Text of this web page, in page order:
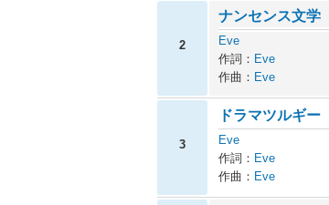
2
ナンセンス文学
Eve
作詞： Eve
作曲： Eve
3
ドラマツルギー
Eve
作詞： Eve
作曲： Eve